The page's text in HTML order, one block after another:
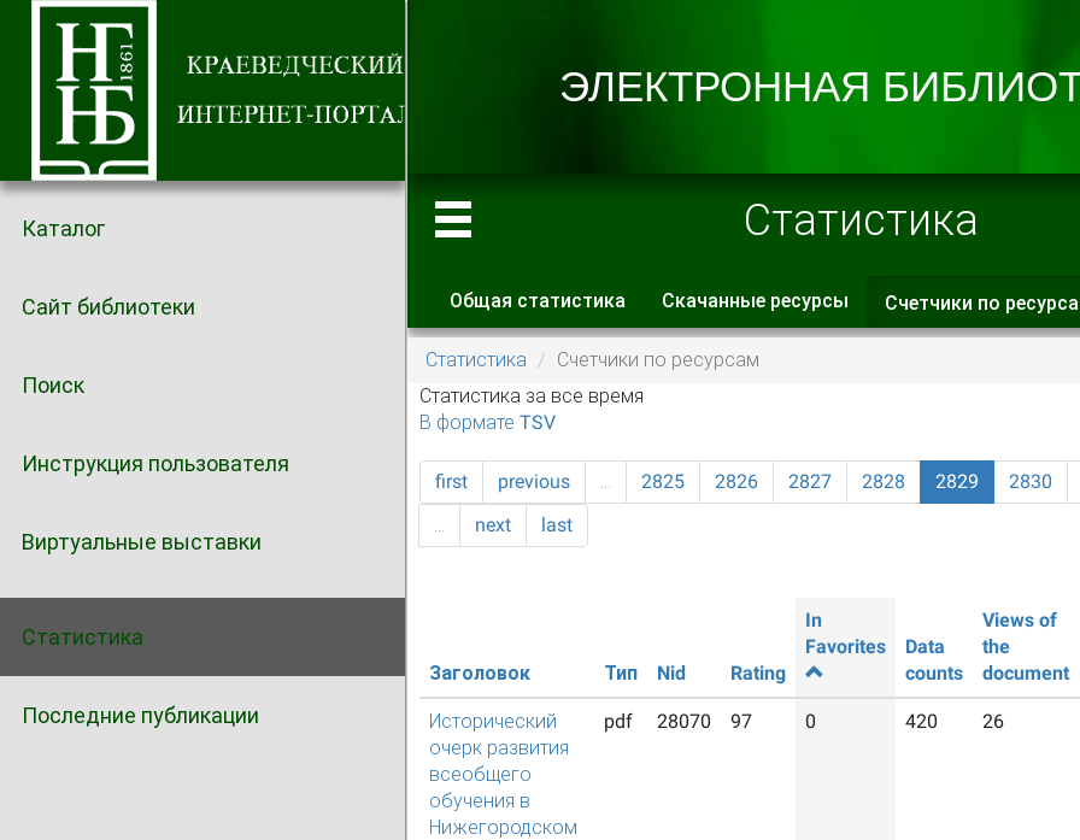
Каталог
Сайт библиотеки
Поиск
Инструкция пользователя
Виртуальные выставки
Статистика
Последние публикации
Статистика
Главные вкладки
Общая статистика Скачанные ресурсы Счетчики по
Статистика
Счетчики по ресурсам
Статистика за все время
В формате TSV
first previous … 2825 2826 2827 2828 2829
2830
…
next last
Заголовок Тип Nid Rating
In
Favorites
Data
counts
Views of
the
document
Исторический
очерк развития
всеобщего
обучения в
Нижегородском
pdf 28070 97 0 420 26